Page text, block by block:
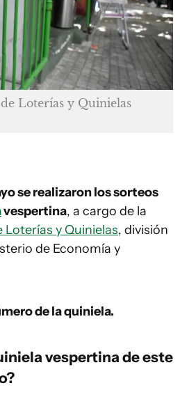
Loterías y Quinielas
se realizaron los sorteos
vespertina, a cargo de la
y Quinielas, división
de Economía y
de la quiniela.
vespertinade este